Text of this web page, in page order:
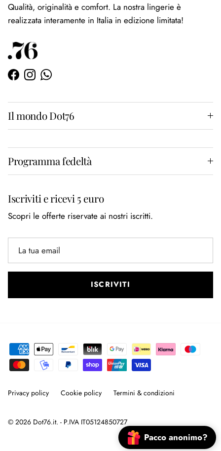
Qualità, originalità e comfort. La nostra lingerie è
realizzata interamente in Italia in edizione limitata!
Facebook
InstagramWhatsApp
Il mondo Dot76
Programma fedeltà
Iscriviti e ricevi 5 euro
Scopri le offerte riservate ai nostri iscritti.
ISCRIVITI
Privacy policy Cookie policy Termini & condizioni
© 2026 Dot76.it. - P.IVA IT05124850727
Pacco anonimo?